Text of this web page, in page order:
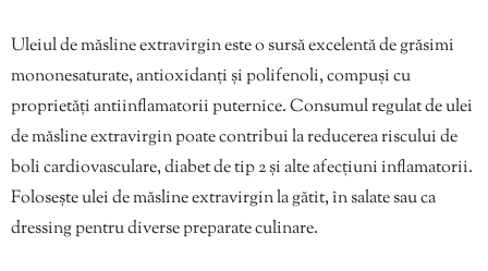
Uleiul de măsline extravirgin este o sursă excelentă de grăsimi
mononesaturate, antioxidanți și polifenoli, compuși cu
proprietăți antiinflamatorii puternice. Consumul regulat de ulei
de măsline extravirgin poate contribui la reducerea riscului de
boli cardiovasculare, diabet de tip 2 și alte afecțiuni inflamatorii.
Folosește ulei de măsline extravirgin la gătit, în salate sau ca
dressing pentru diverse preparate culinare.